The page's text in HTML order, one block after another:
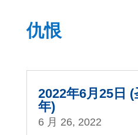
仇恨
2022年6月25日 (
年)
6 月 26, 2022